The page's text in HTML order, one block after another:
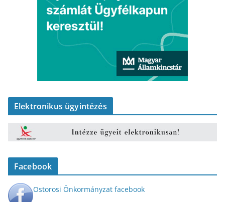
Elektronikus ügyintézés
Facebook
Ostorosi Önkormányzat facebook